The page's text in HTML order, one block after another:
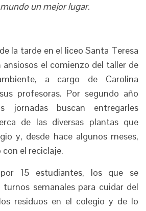
un mejor lugar.
la tarde en el liceo Santa Teresa
ansiosos el comienzo del taller de
a cargo de Carolina
profesoras. Por segundo año
jornadas buscan entregarles
de las diversas plantas que
y, desde hace algunos meses,
el reciclaje.
15 estudiantes, los que se
semanales para cuidar del
residuos en el colegio y de lo